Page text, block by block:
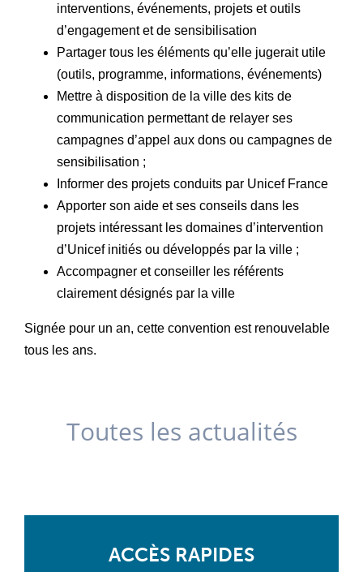
interventions, événements, projets et outils
d’engagement et de sensibilisation
Partager tous les éléments qu’elle jugerait utile
(outils, programme, informations, événements)
Mettre à disposition de la ville des kits de
communication permettant de relayer ses
campagnes d’appel aux dons ou campagnes de
sensibilisation ;
Informer des projets conduits par Unicef France
Apporter son aide et ses conseils dans les
projets intéressant les domaines d’intervention
d’Unicef initiés ou développés par la ville ;
Accompagner et conseiller les référents
clairement désignés par la ville
Signée pour un an, cette convention est renouvelable
tous les ans.
Toutes les actualités
ACCÈS RAPIDES